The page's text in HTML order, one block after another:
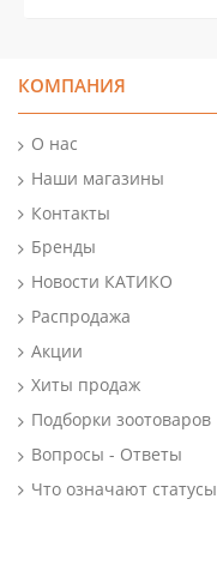
КОМПАНИЯ
О нас
Наши магазины
Контакты
Бренды
Новости КАТИКО
Распродажа
Акции
Хиты продаж
Подборки зоотоваров
Вопросы - Ответы
Что означают статусы